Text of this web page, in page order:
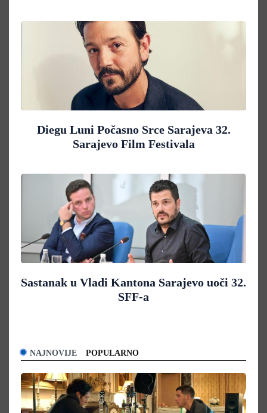
Diegu Luni Počasno Srce Sarajeva 32.
Sarajevo Film Festivala
Sastanak u Vladi Kantona Sarajevo uoči 32.
SFF-a
NAJNOVIJE POPULARNO